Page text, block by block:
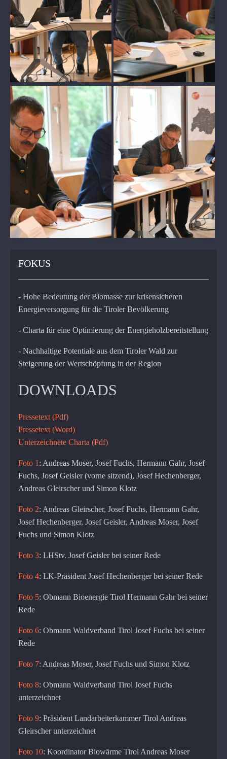
FOKUS
- Hohe Bedeutung der Biomasse zur krisensicheren
Energieversorgung für die Tiroler Bevölkerung
- Charta für eine Optimierung der Energieholzbereitstellung
- Nachhaltige Potentiale aus dem Tiroler Wald zur
Steigerung der Wertschöpfung in der Region
DOWNLOADS
Pressetext (Pdf)
Pressetext (Word)
Unterzeichnete Charta (Pdf)
Foto 1 : Andreas Moser, Josef Fuchs, Hermann Gahr, Josef
Fuchs, Josef Geisler (vorne sitzend), Josef Hechenberger,
Andreas Gleirscher und Simon Klotz
Foto 2: Andreas Gleirscher, Josef Fuchs, Hermann Gahr,
Josef Hechenberger, Josef Geisler, Andreas Moser, Josef
Fuchs und Simon Klotz
Foto 3: LHStv. Josef Geisler bei seiner Rede
Foto 4: LK-Präsident Josef Hechenberger bei seiner Rede
Foto 5: Obmann Bioenergie Tirol Hermann Gahr bei seiner
Rede
Foto 6: Obmann Waldverband Tirol Josef Fuchs bei seiner
Rede
Foto 7: Andreas Moser, Josef Fuchs und Simon Klotz
Foto 8: Obmann Waldverband Tirol Josef Fuchs
unterzeichnet
Foto 9: Präsident Landarbeiterkammer Tirol Andreas
Gleirscher unterzeichnet
Foto 10: Koordinator Biowärme Tirol Andreas Moser